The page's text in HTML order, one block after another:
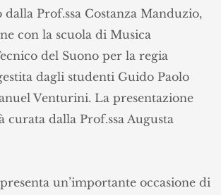
dalla Prof.ssa Costanza Manduzio,
con la scuola di Musica
del Suono per la regia
dagli studenti Guido Paolo
Venturini. La presentazione
curata dalla Prof.ssa Augusta
un’importante occasione di